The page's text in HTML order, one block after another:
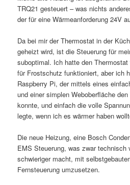
TRQ21 gesteuert – was nichts
der für eine Wärmeanforderung 24V
Da bei mir der Thermostat in der
geheizt wird, ist die Steuerung für
suboptimal. Ich hatte den
für Frostschutz funktioniert, aber ich
Raspberry Pi, der mittels eines
und einer simplen Weboberfläche
konnte, und einfach die volle
legte, wenn ich es wärmer haben
Die neue Heizung, eine Bosch
EMS Steuerung, was zwar technisch
schwieriger macht, mit
Fernsteuerung umzusetzen.